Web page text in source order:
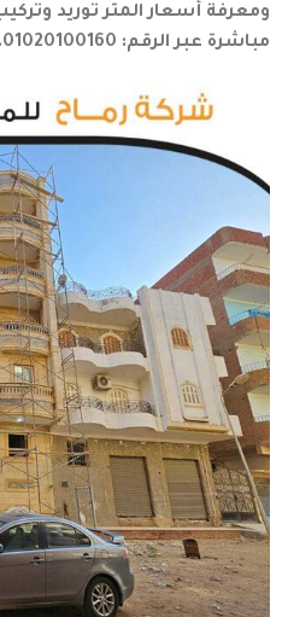
ومعرفة أسعار المتر توريد
مباشرة عبر الرقم: 01020100160.